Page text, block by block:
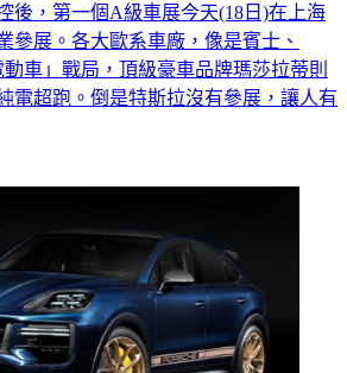
後，第一個A級車展今天(18日)在上海
參展。各大歐系車廠，像是賓士、
車」戰局，頂級豪車品牌瑪莎拉蒂則
電超跑。倒是特斯拉沒有參展，讓人有